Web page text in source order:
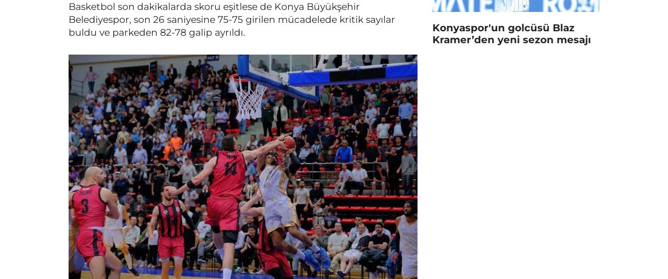
Basketbol son dakikalarda skoru eşitlese de Konya Büyükşehir
Belediyespor, son 26 saniyesine 75-75 girilen mücadelede kritik sayılar
buldu ve parkeden 82-78 galip ayrıldı.
Konyaspor'un golcüsü Blaz
Kramer’den yeni sezon mesajı